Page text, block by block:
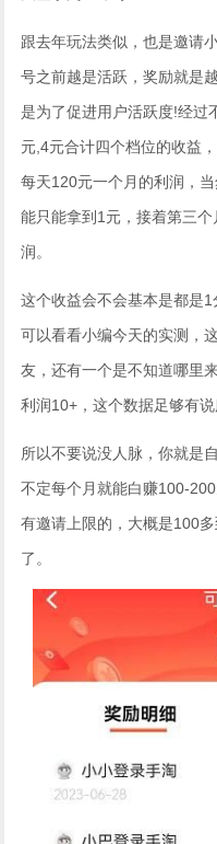
跟去年玩法类似，也是邀请
号之前越是活跃，奖励就是
是为了促进用户活跃度!经过
元,4元合计四个档位的收益
每天120元一个月的利润，
能只能拿到1元，接着第三
润。
这个收益会不会基本是都是
可以看看小编今天的实测，
友，还有一个是不知道哪里
利润10+，这个数据足够有
所以不要说没人脉，你就是
不定每个月就能白赚100-
有邀请上限的，大概是100
了。